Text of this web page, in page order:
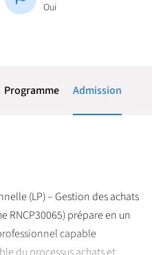
Oui
Programme Admission
(LP) – Gestion des achats
RNCP30065) prépare en un
capable
du processus achats et